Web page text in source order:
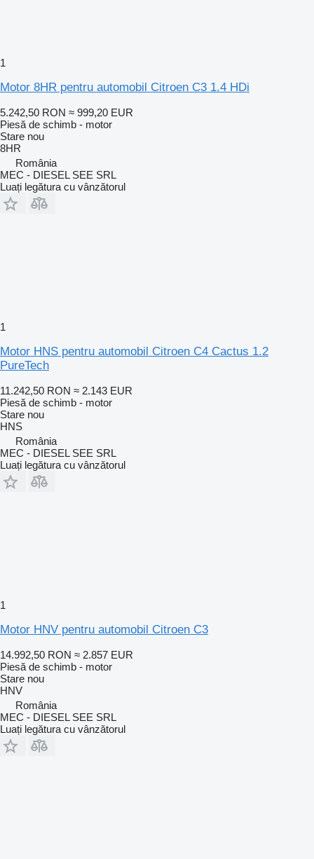
1
Motor 8HR pentru automobil Citroen C3 1.4 HDi
5.242,50 RON ≈ 999,20 EUR
Piesă de schimb - motor
Stare nou
8HR
România
MEC - DIESEL SEE SRL
Luați legătura cu vânzătorul
1
Motor HNS pentru automobil Citroen C4 Cactus 1.2
PureTech
11.242,50 RON ≈ 2.143 EUR
Piesă de schimb - motor
Stare nou
HNS
România
MEC - DIESEL SEE SRL
Luați legătura cu vânzătorul
1
Motor HNV pentru automobil Citroen C3
14.992,50 RON ≈ 2.857 EUR
Piesă de schimb - motor
Stare nou
HNV
România
MEC - DIESEL SEE SRL
Luați legătura cu vânzătorul